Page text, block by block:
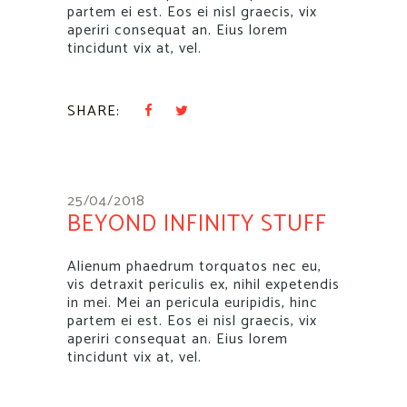
partem ei est. Eos ei nisl graecis, vix
aperiri consequat an. Eius lorem
tincidunt vix at, vel.
SHARE:
25/04/2018
BEYOND INFINITY STUFF
Alienum phaedrum torquatos nec eu,
vis detraxit periculis ex, nihil expetendis
in mei. Mei an pericula euripidis, hinc
partem ei est. Eos ei nisl graecis, vix
aperiri consequat an. Eius lorem
tincidunt vix at, vel.